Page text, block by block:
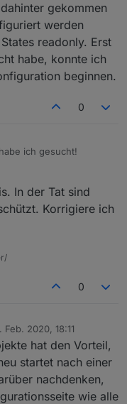
Wer besonders
sollte (weiterhin)
zur Konfiguration -
Feature Requests ab:
stimmt nicht für alle /
gibt es am Ende
nach Stimmen
frei angeordnet
/ Beispiele:
post/490283
post/490928
gekommen
werden
readonly. Erst
habe, konnte ich
beginnen.
0
ich gesucht!
ich dahinter
und Devices
Bei mir waren die
nachdem ich sie
ich das JSON
In der Tat sind
Korrigiere ich
0
Feb. 2020, 18:11
hat den Vorteil,
startet nach einer
nachdenken,
wie alle